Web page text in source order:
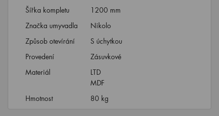
Šířka kompletu
1200 mm
Značka umyvadla
Nikolo
Způsob otevírání
S úchytkou
Provedení
Zásuvkové
Materiál
LTD
MDF
Hmotnost
80 kg